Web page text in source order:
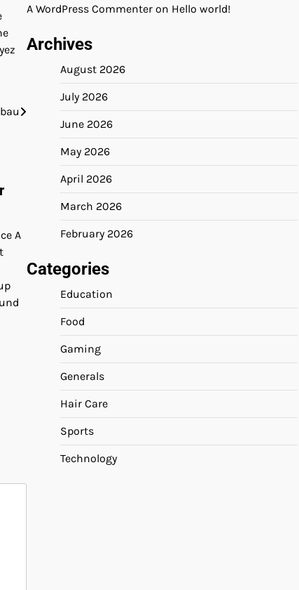
A
A WordPress Commenter on Hello world!
Archives
August 2026
July 2026
June 2026
May 2026
April 2026
March 2026
February 2026
Categories
Education
Food
Gaming
Generals
Hair Care
Sports
Technology